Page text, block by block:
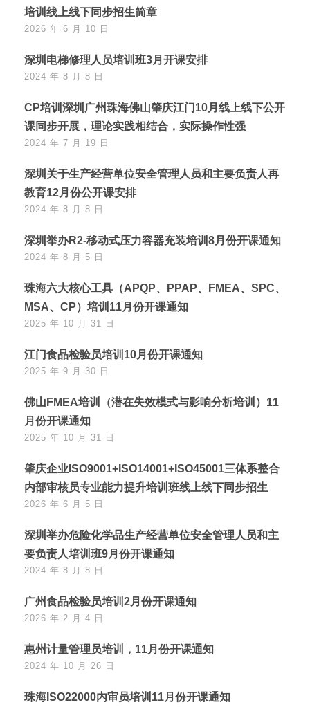
培训线上线下同步招生简章
2026 年 6 月 10 日
深圳电梯修理人员培训班3月开课安排
2024 年 8 月 8 日
CP培训深圳广州珠海佛山肇庆江门10月线上线下公开
课同步开展，理论实践相结合，实际操作性强
2024 年 7 月 19 日
深圳关于生产经营单位安全管理人员和主要负责人再
教育12月份公开课安排
2024 年 8 月 8 日
深圳举办R2-移动式压力容器充装培训8月份开课通知
2024 年 8 月 5 日
珠海六大核心工具（APQP、PPAP、FMEA、SPC、
MSA、CP）培训11月份开课通知
2025 年 10 月 31 日
江门食品检验员培训10月份开课通知
2025 年 9 月 30 日
佛山FMEA培训（潜在失效模式与影响分析培训）11
月份开课通知
2025 年 10 月 31 日
肇庆企业ISO9001+ISO14001+ISO45001三体系整合
内部审核员专业能力提升培训班线上线下同步招生
2026 年 6 月 5 日
深圳举办危险化学品生产经营单位安全管理人员和主
要负责人培训班9月份开课通知
2024 年 8 月 8 日
广州食品检验员培训2月份开课通知
2026 年 2 月 4 日
惠州计量管理员培训，11月份开课通知
2024 年 10 月 26 日
珠海ISO22000内审员培训11月份开课通知